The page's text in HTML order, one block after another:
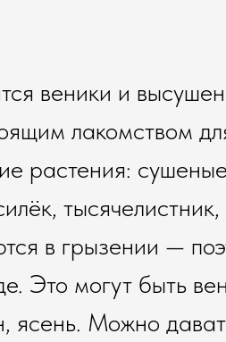
веники и
лакомством
растения:
в грызении —
Это могут быть
Можно